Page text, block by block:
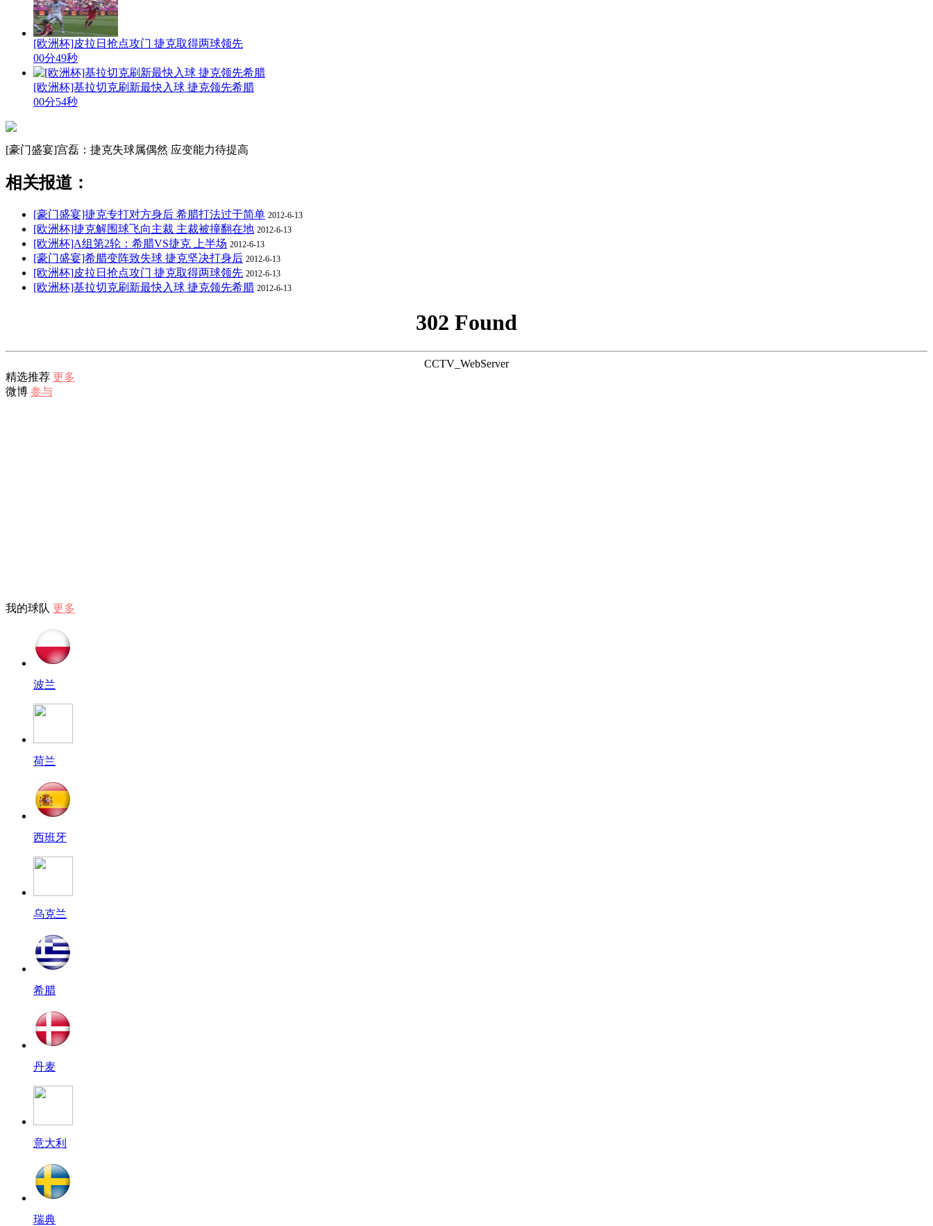
[欧洲杯]皮拉日抢点攻门 捷克取得两球领先
00分49秒
[欧洲杯]基拉切克刷新最快入球 捷克领先希腊
00分54秒
[豪门盛宴]宫磊：捷克失球属偶然 应变能力待提高
相关报道：
[豪门盛宴]捷克专打对方身后 希腊打法过于简单 2012-6-13
[欧洲杯]捷克解围球飞向主裁 主裁被撞翻在地 2012-6-13
[欧洲杯]A组第2轮：希腊VS捷克 上半场 2012-6-13
[豪门盛宴]希腊变阵致失球 捷克坚决打身后 2012-6-13
[欧洲杯]皮拉日抢点攻门 捷克取得两球领先 2012-6-13
[欧洲杯]基拉切克刷新最快入球 捷克领先希腊 2012-6-13
302 Found
CCTV_WebServer
精选推荐 更多
微博 参与
我的球队 更多
波兰
荷兰
西班牙
乌克兰
希腊
丹麦
意大利
瑞典